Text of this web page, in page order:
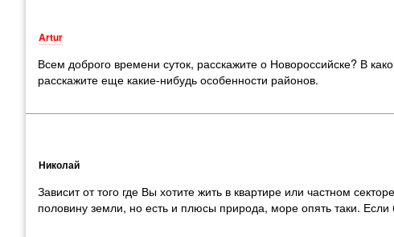
Artur
Всем доброго времени суток, расскажите о Новороссийске? В
расскажите еще какие-нибудь особенности районов.
Николай
Зависит от того где Вы хотите жить в квартире или частном
половину земли, но есть и плюсы природа, море опять таки.